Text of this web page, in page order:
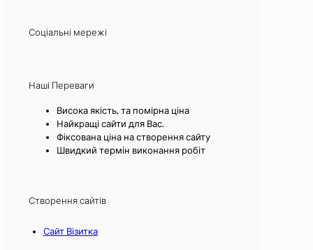
Соціальні мережі
Наші Переваги
Висока якість, та помірна ціна
Найкращі сайти для Вас.
Фіксована ціна на створення сайту
Швидкий термін виконання робіт
Створення сайтів
Сайт Візитка